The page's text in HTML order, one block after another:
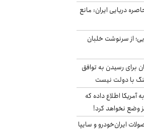
دریایی ایران: مانع
از سرنوشت خلبان
برای رسیدن به توافق
با دولت نیست
اطلاع داده که
وضع نخواهد کرد!
ایران‌خودرو و سایپا